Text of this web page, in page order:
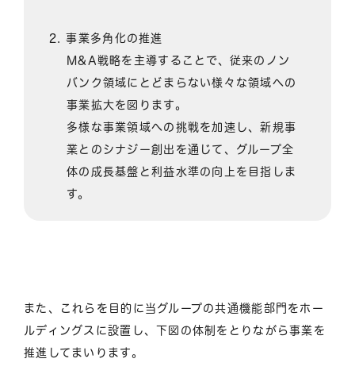
事業多角化の推進
M&A戦略を主導することで、従来のノン
バンク領域にとどまらない様々な領域への
事業拡大を図ります。
多様な事業領域への挑戦を加速し、新規事
業とのシナジー創出を通じて、グループ全
体の成長基盤と利益水準の向上を目指しま
す。
また、これらを目的に当グループの共通機能部門をホー
ルディングスに設置し、下図の体制をとりながら事業を
推進してまいります。